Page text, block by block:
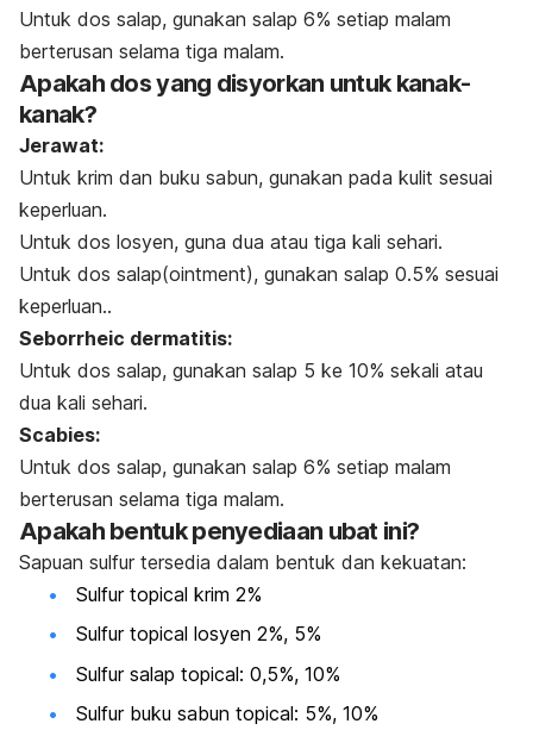
Untuk dos salap, gunakan salap 6% setiap malam
berterusan selama tiga malam.
Apakah dos yang disyorkan untuk kanak-
kanak?
Jerawat:
Untuk krim dan buku sabun, gunakan pada kulit sesuai
keperluan.
Untuk dos losyen, guna dua atau tiga kali sehari.
Untuk dos salap(ointment), gunakan salap 0.5% sesuai
keperluan..
Seborrheic dermatitis:
Untuk dos salap, gunakan salap 5 ke 10% sekali atau
dua kali sehari.
Scabies:
Untuk dos salap, gunakan salap 6% setiap malam
berterusan selama tiga malam.
Apakah bentuk penyediaan ubat ini?
Sapuan sulfur tersedia dalam bentuk dan kekuatan:
Sulfur topical krim 2%
Sulfur topical losyen 2%, 5%
Sulfur salap topical: 0,5%, 10%
Sulfur buku sabun topical: 5%, 10%